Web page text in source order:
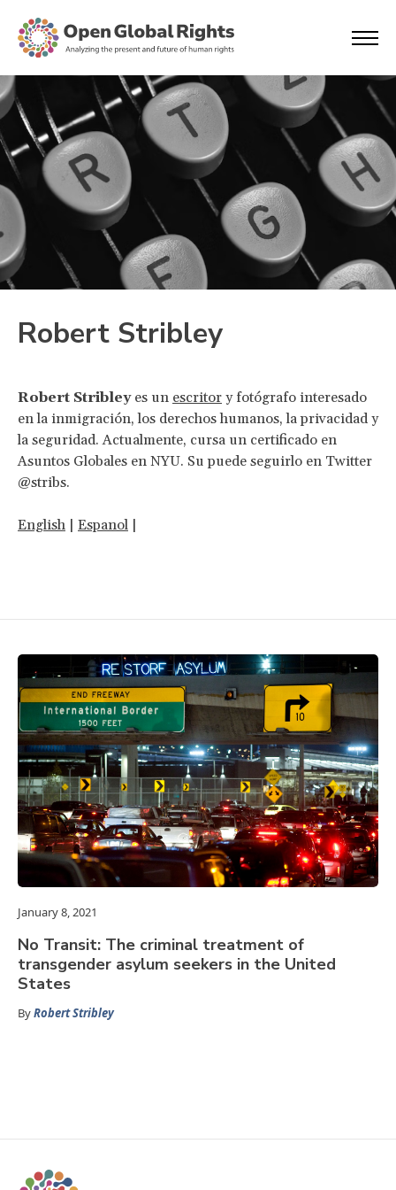
Robert Stribley
Robert Stribleyes un escritor y fotógrafo interesado
en la inmigración, los derechos humanos, la privacidad y
la seguridad. Actualmente, cursa un certificado en
Asuntos Globales en NYU. Su puede seguirlo en Twitter
@stribs.
English | Espanol |
January 8, 2021
No Transit: The criminal treatment of
transgender asylum seekers in the United
States
ByRobert Stribley